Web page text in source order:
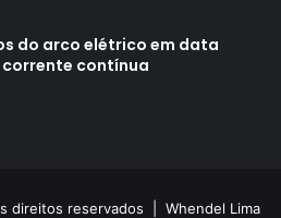
do arco elétrico em data
contínua
direitos reservados | Whendel Lima